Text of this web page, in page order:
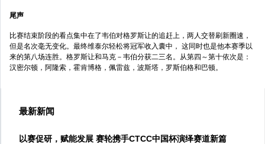
尾声
比赛结束阶段的看点集中在了韦伯对格罗斯让的追赶上，两人交替刷新圈速，
但是名次毫无变化。最终维泰尔轻松将冠军收入囊中， 这同时也是他本赛季以
来的第八场连胜。格罗斯让和马克－韦伯分获二三名。从第四～第十依次是：
汉密尔顿，阿隆索，霍肯博格，佩雷兹，波斯塔，罗斯伯格和巴顿。
最新新闻
以赛促研，赋能发展 赛轮携手CTCC中国杯演绎赛道新篇